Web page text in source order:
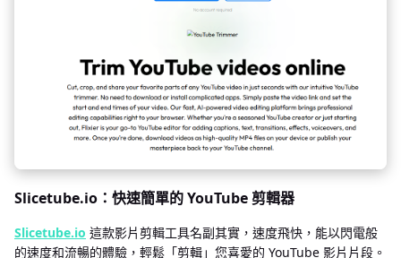
Slicetube.io：快速簡單的 YouTube 剪輯器
Slicetube.io 這款影片剪輯工具名副其實，速度飛快，能以閃電般
的速度和流暢的體驗，輕鬆「剪輯」您喜愛的 YouTube 影片片段。